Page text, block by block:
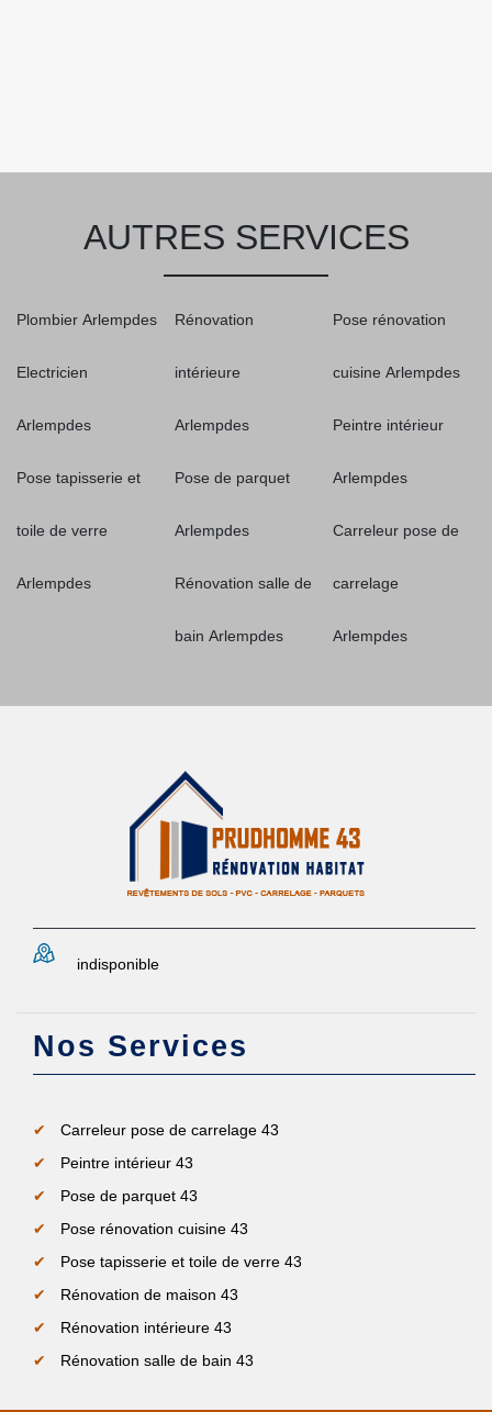
AUTRES SERVICES
Plombier Arlempdes
Electricien
Arlempdes
Pose tapisserie et
toile de verre
Arlempdes
Rénovation
intérieure
Arlempdes
Pose de parquet
Arlempdes
Rénovation salle de
bain Arlempdes
Pose rénovation
cuisine Arlempdes
Peintre intérieur
Arlempdes
Carreleur pose de
carrelage
Arlempdes
indisponible
Nos Services
Carreleur pose de carrelage 43
Peintre intérieur 43
Pose de parquet 43
Pose rénovation cuisine 43
Pose tapisserie et toile de verre 43
Rénovation de maison 43
Rénovation intérieure 43
Rénovation salle de bain 43